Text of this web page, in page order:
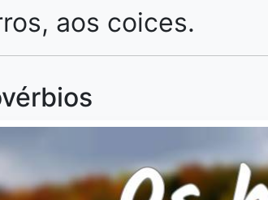
aos coices.